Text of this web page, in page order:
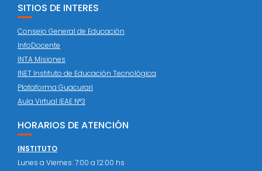
SITIOS DE INTERES
Consejo General de Educación
InfoDocente
INTA Misiones
INET Instituto de Educación Tecnológica
Plataforma Guacurari
Aula Virtual IEAE N°3
HORARIOS DE ATENCIÓN
INSTITUTO
Lunes a Viernes: 7:00 a 12:00 hs